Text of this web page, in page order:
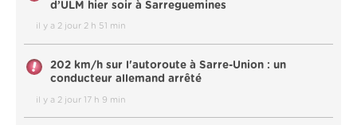
d’ULM hier soir à Sarreguemines
il y a 2 jour 2 h 51 min
202 km/h sur l'autoroute à Sarre-Union : un
conducteur allemand arrêté
il y a 2 jour 17 h 9 min